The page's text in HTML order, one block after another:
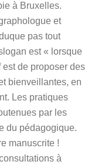
à Bruxelles.
et
pas tout
est « lorsque
est de proposer des
bienveillantes, en
Les pratiques
par les
du pédagogique.
manuscrite !
à